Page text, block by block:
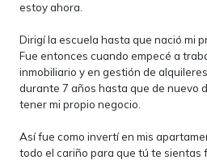
estoy ahora.
Dirigí la escuela hasta que nació mi
Fue entonces cuando empecé a
inmobiliario y en gestión de
durante 7 años hasta que de nuevo
tener mi propio negocio.
Así fue como invertí en mis
todo el cariño para que tú te sientas